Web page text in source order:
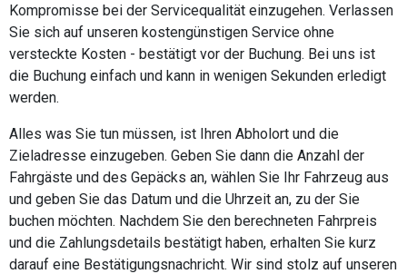
Kompromisse bei der Servicequalität einzugehen. Verlassen
Sie sich auf unseren kostengünstigen Service ohne
versteckte Kosten - bestätigt vor der Buchung. Bei uns ist
die Buchung einfach und kann in wenigen Sekunden erledigt
werden.
Alles was Sie tun müssen, ist Ihren Abholort und die
Zieladresse einzugeben. Geben Sie dann die Anzahl der
Fahrgäste und des Gepäcks an, wählen Sie Ihr Fahrzeug aus
und geben Sie das Datum und die Uhrzeit an, zu der Sie
buchen möchten. Nachdem Sie den berechneten Fahrpreis
und die Zahlungsdetails bestätigt haben, erhalten Sie kurz
darauf eine Bestätigungsnachricht. Wir sind stolz auf unseren